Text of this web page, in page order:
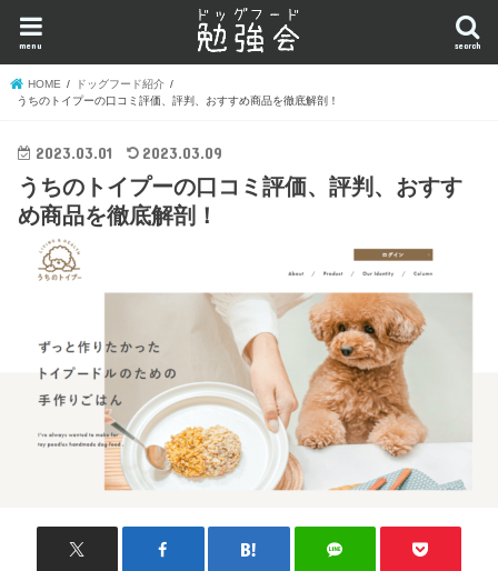
search
menu
HOME
ドッグフード紹介
うちのトイプーの口コミ評価、評判、おすすめ商品を徹底解剖！
2023.03.01 2023.03.09
うちのトイプーの口コミ評価、評判、おすす
め商品を徹底解剖！